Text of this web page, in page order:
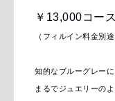
￥13,000コース
（フィルイン料金別途
知的なブルーグレー
まるでジュエリーの